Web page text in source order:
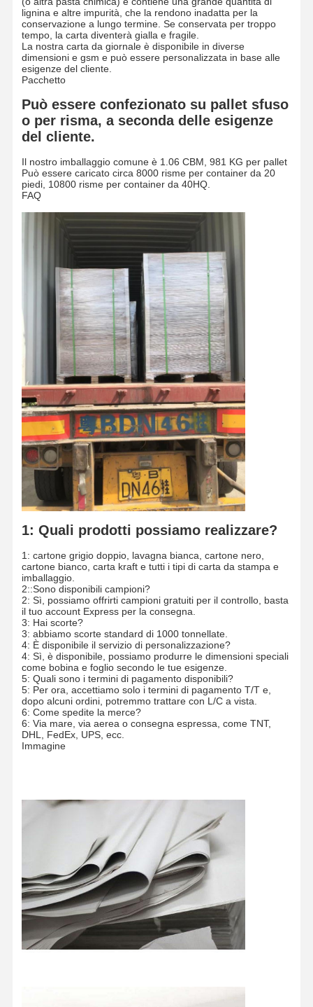
Carta a colori
Carta Kraft
Cartone ondulato
carta di pietra
scatole di carta
Spirale di filo di carta
Gancio di carta
tabellone per la torta
lignina e altre impurità, che la rendono inadatta per la
conservazione a lungo termine. Se conservata per troppo
tempo, la carta diventerà gialla e fragile.
La nostra carta da giornale è disponibile in diverse
dimensioni e gsm e può essere personalizzata in base alle
esigenze del cliente.
Pacchetto
Può essere confezionato su pallet sfuso
o per risma, a seconda delle esigenze
del cliente.
Il nostro imballaggio comune è 1.06 CBM, 981 KG per pallet
Può essere caricato circa 8000 risme per container da 20
piedi, 10800 risme per container da 40HQ.
FAQ
1: Quali prodotti possiamo realizzare?
1: cartone grigio doppio, lavagna bianca, cartone nero,
cartone bianco, carta kraft e tutti i tipi di carta da stampa e
imballaggio.
2::Sono disponibili campioni?
2: Sì, possiamo offrirti campioni gratuiti per il controllo, basta
il tuo account Express per la consegna.
3: Hai scorte?
3: abbiamo scorte standard di 1000 tonnellate.
4: È disponibile il servizio di personalizzazione?
4: Sì, è disponibile, possiamo produrre le dimensioni speciali
come bobina e foglio secondo le tue esigenze.
5: Quali sono i termini di pagamento disponibili?
5: Per ora, accettiamo solo i termini di pagamento T/T e,
dopo alcuni ordini, potremmo trattare con L/C a vista.
6: Come spedite la merce?
6: Via mare, via aerea o consegna espressa, come TNT,
DHL, FedEx, UPS, ecc.
Immagine